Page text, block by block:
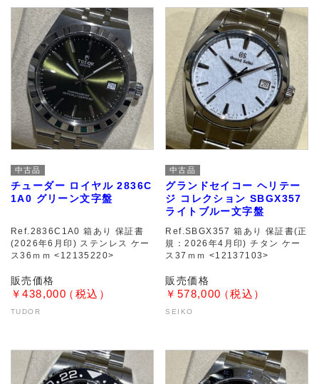
中古品
チューダー ロイヤル 2836C
1A0 グリーン文字盤
Ref.2836C1A0 箱あり 保証書
(2026年6月印) ステンレス ケー
ス36ｍｍ <12135220>
￥438,000
TUDOR
中古品
グランドセイコー ヘリテー
ジ コレクション SBGX357
ライトブルー文字盤
Ref.SBGX357 箱あり 保証書(正
規：2026年4月印) チタン ケー
ス37ｍｍ <12137103>
￥578,000
SEIKO